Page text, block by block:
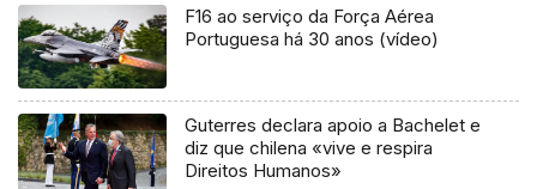
F16 ao serviço da Força Aérea
Portuguesa há 30 anos (vídeo)
Guterres declara apoio a Bachelet e
diz que chilena «vive e respira
Direitos Humanos»